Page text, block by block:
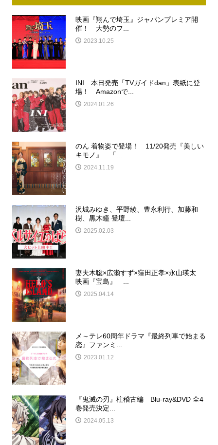
映画『翔んで埼玉』ジャパンプレミア開
催！ 大勢のフ...
2023.10.25
INI 本日発売「TVガイドdan」表紙に登
場！ Amazonで...
2024.01.26
のん 着物姿で登場！ 11/20発売『美しい
キモノ』 「...
2024.11.19
沢城みゆき、平野綾、豊永利行、加藤和
樹、黒木瞳 登壇...
2025.02.03
妻夫木聡×広瀬すず×窪田正孝×永山瑛太
映画『宝島』 ...
2025.04.14
メ～テレ60周年ドラマ『最終列車で始まる
恋』ファンミ...
2023.01.12
『鬼滅の刃』柱稽古編 Blu-ray&DVD 全4
巻発売決定...
2024.05.13